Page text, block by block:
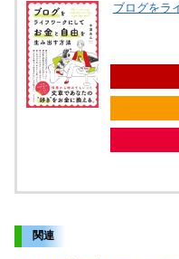
ブログをラ
関連